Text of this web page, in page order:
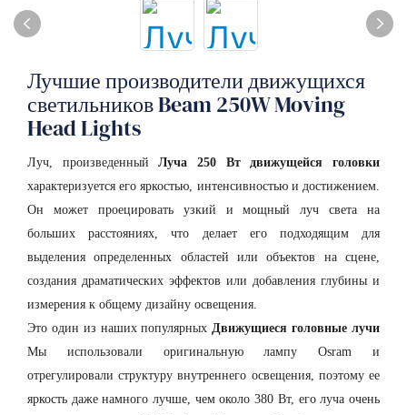
Лучшие производители движущихся
светильников Beam 250W Moving
Head Lights
Луч, произведенныйЛуча 250 Вт движущейся головки
характеризуется его яркостью, интенсивностью и достижением.
Он может проецировать узкий и мощный луч света на
больших расстояниях, что делает его подходящим для
выделения определенных областей или объектов на сцене,
создания драматических эффектов или добавления глубины и
измерения к общему дизайну освещения.
Это один из наших популярныхДвижущиеся головные лучи
Мы использовали оригинальную лампу Osram и
отрегулировали структуру внутреннего освещения, поэтому ее
яркость даже намного лучше, чем около 380 Вт, его луча очень